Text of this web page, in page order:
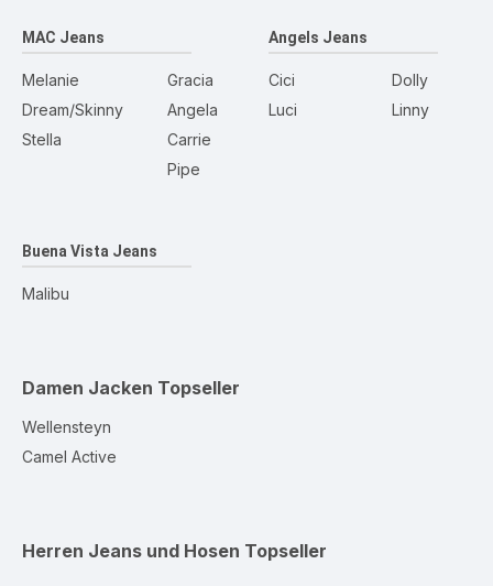
MAC Jeans
Melanie
Dream/Skinny
Stella
Gracia
Angela
Carrie
Pipe
Angels Jeans
Cici
Luci
Dolly
Linny
Buena Vista Jeans
Malibu
Damen Jacken Topseller
Wellensteyn
Camel Active
Herren Jeans und Hosen Topseller